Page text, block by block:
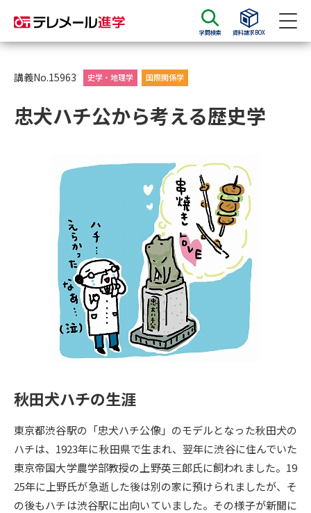
学問検索 資料請求BOX
資料請求
大学・短大の資料種類から請求
学部・学科パンフ
大学入学共通テスト利用選抜の
募集要項＆願書
大学・短大以外の資料から請求
専門学校の資料請求 大学院の資料請求
留学・進学関連、塾・予備校
大学入学共通テスト「受験案
内」の請求
配慮案内」の請求
幼稚園教員資格認定試験 小学校教員資格認定試験
高等学校（情報）教員資格認定
試験
講義No.15963 史学・地理学 国際関係学
忠犬ハチ公から考える歴史学
秋田犬ハチの生涯
東京都渋谷駅の「忠犬ハチ公像」のモデルとなった秋田犬の
ハチは、1923年に秋田県で生まれ、翌年に渋谷に住んでいた
東京帝国大学農学部教授の上野英三郎氏に飼われました。19
25年に上野氏が急逝した後は別の家に預けられましたが、そ
の後もハチは渋谷駅に出向いていました。その様子が新聞に